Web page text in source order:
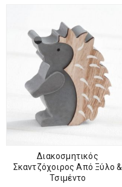
Διακοσμητικός
Σκαντζόχοιρος Από Ξύλο &
Τσιμέντο